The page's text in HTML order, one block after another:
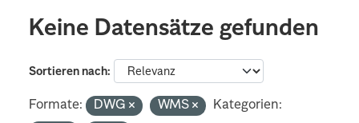
Keine Datensätze gefunden
Sortieren nach
Formate: DWG WMS
Kategorien: